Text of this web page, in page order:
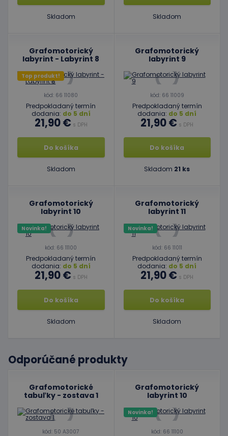
Skladom Skladom
Grafomotorický
labyrint - Labyrint 8
Top produkt!
kód: 66 11080
Predpokladaný termín
dodania: do 5 dní
21,90 € s DPH
Do košíka
Skladom
Grafomotorický
labyrint 9
kód: 66 11009
Predpokladaný termín
dodania: do 5 dní
21,90 € s DPH
Do košíka
Skladom 21 ks
Grafomotorický
labyrint 10
Novinka!
kód: 66 11100
Predpokladaný termín
dodania: do 5 dní
21,90 € s DPH
Do košíka
Skladom
Grafomotorický
labyrint 11
Novinka!
kód: 66 11011
Predpokladaný termín
dodania: do 5 dní
21,90 € s DPH
Do košíka
Skladom
Odporúčané produkty
Grafomotorické
tabuľky - zostava 1
kód: 50 A3007
Grafomotorický
labyrint 10
Novinka!
kód: 66 11100